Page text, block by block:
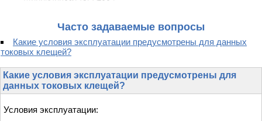
Часто задаваемые вопросы
Какие условия эксплуатации предусмотрены для данных
токовых клещей?
Какие условия эксплуатации предусмотрены для
данных токовых клещей?
Условия эксплуатации: